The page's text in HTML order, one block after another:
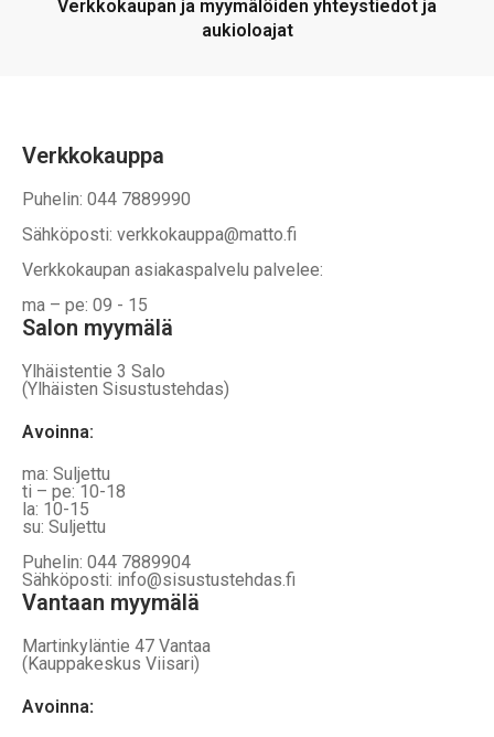
Verkkokaupan ja myymälöiden yhteystiedot ja
aukioloajat
Verkkokauppa
Puhelin: 044 7889990
Sähköposti: verkkokauppa@matto.fi
Verkkokaupan asiakaspalvelu palvelee:
ma – pe: 09 - 15
Salon myymälä
Ylhäistentie 3 Salo
(Ylhäisten Sisustustehdas)
Avoinna:
ma: Suljettu
ti – pe: 10-18
la: 10-15
su: Suljettu
Puhelin: 044 7889904
Sähköposti: info@sisustustehdas.fi
Vantaan myymälä
Martinkyläntie 47 Vantaa
(Kauppakeskus Viisari)
Avoinna: